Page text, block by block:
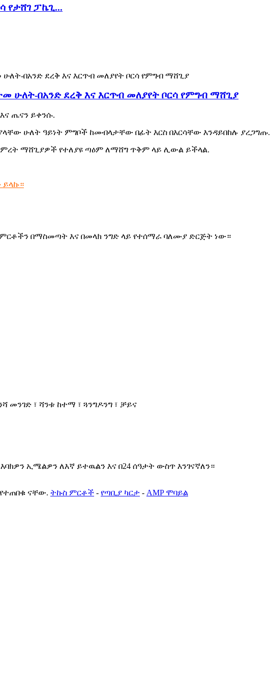
የታሸገ ፓኬጊ...
ሁለት-በአንድ ደረቅ እና እርጥብ መለያየት ቦርሳ የምግብ ማሸጊያ
እና ጤናን ይቀንሱ.
ሁለት ዓይነት ምግቦች ከመብላታቸው በፊት እርስ በእርሳቸው እንዳይበከሉ ያረጋግጡ.
ማሸጊያዎች የተለያዩ ጣዕም ለማሸግ ጥቅም ላይ ሊውል ይችላል.
ይላኩ።
በማስመጣት እና በመላክ ንግድ ላይ የተሰማራ ባለሙያ ድርጅት ነው።
መንገድ ፣ ሻንቱ ከተማ ፣ ጓንግዶንግ ፣ ቻይና
ኢሜልዎን ለእኛ ይተዉልን እና በ24 ሰዓታት ውስጥ እንገናኛለን።
ናቸው. ትኩስ ምርቶች - የጣቢያ ካርታ - AMP ሞባይል